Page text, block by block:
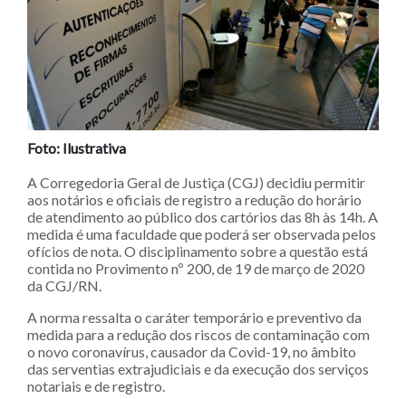
Foto: Ilustrativa
A Corregedoria Geral de Justiça (CGJ) decidiu permitir
aos notários e oficiais de registro a redução do horário
de atendimento ao público dos cartórios das 8h às 14h. A
medida é uma faculdade que poderá ser observada pelos
ofícios de nota. O disciplinamento sobre a questão está
contida no Provimento nº 200, de 19 de março de 2020
da CGJ/RN.
A norma ressalta o caráter temporário e preventivo da
medida para a redução dos riscos de contaminação com
o novo coronavírus, causador da Covid-19, no âmbito
das serventias extrajudiciais e da execução dos serviços
notariais e de registro.